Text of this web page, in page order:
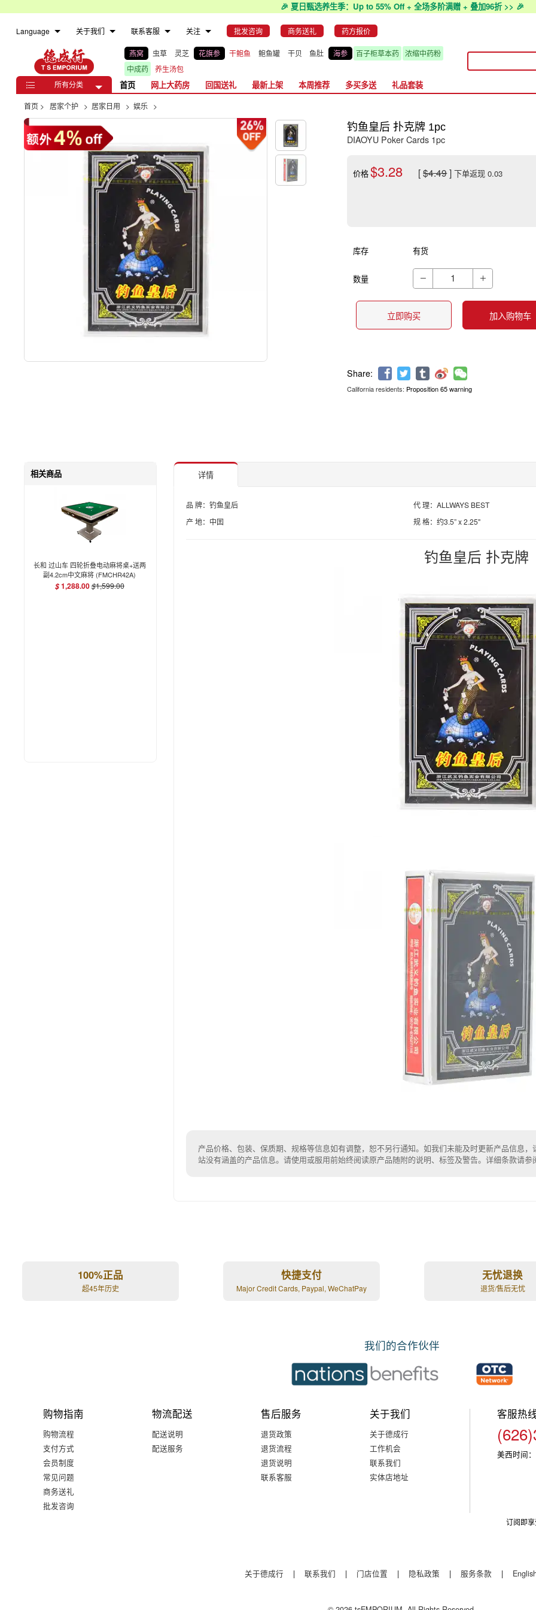
🎉 夏日甄选养生季：Up to 55% Off + 全场多阶满赠 + 叠加96折 >> 🎉
Language 关于我们 联系客服 关注 批发咨询 商务送礼 药方报价
燕窝 虫草 灵芝 花旗参 干鲍鱼 鲍鱼罐 干贝 鱼肚 海参 百子柜草本药
浓缩中药粉
中成药
养生汤包
 所有分类 首页 网上大药房 回国送礼 最新上架 本周推荐 多买多送 礼品套装
首页 > 居家个护 > 居家日用 > 娱乐 >
钓鱼皇后 扑克牌 1pc
DIAOYU Poker Cards 1pc
价格$3.28 [$4.49]下单返现 0.03
库存 有货
数量  
立即购买 加入购物车
California residents: Proposition 65 warning
相关商品
长和 过山车 四轮折叠电动麻将桌+送两
副4.2cm中文麻将 (FMCHR42A)
$1,288.00$1,599.00
详情
品 牌：钓鱼皇后
代 理：ALLWAYS BEST
产 地：中囯
规 格：约3.5” x 2.25"
钓鱼皇后 扑克牌
产品价格、包装、保质期、规格等信息如有调整，恕不另行通知。如我们未能及时更新产品信息
站没有涵盖的产品信息。请使用或服用前始终阅读原产品随附的说明、标签及警告。详细条款请
100%正品
超45年历史
快捷支付
Major Credit Cards, Paypal, WeChatPay
无忧退换
退货/售后无忧
我们的合作伙伴
购物指南
购物流程
支付方式
会员制度
常见问题
商务送礼
批发咨询
物流配送
配送说明
配送服务
售后服务
退货政策
退货流程
退货说明
联系客服
关于我们
关于德成行
工作机会
联系我们
实体店地址
客服热
美西时间：
订阅即
关于德成行 | 联系我们 | 门店位置 | 隐私政策 | 服务条款 |